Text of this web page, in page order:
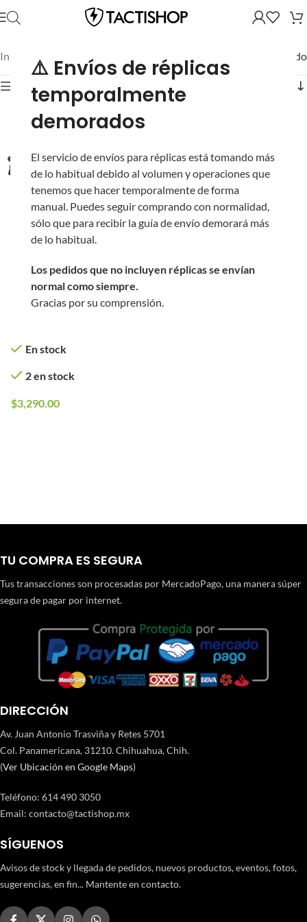
⚠️ Envíos de réplicas
temporalmente
demorados
El servicio de envíos para réplicas está tomando más
de lo habitual debido al volumen y operaciones que
tenemos que hacer temporalmente de forma
manual. Puedes seguir comprando con normalidad,
sólo que para recibir la guía de envío demorará más
de lo habitual.
Los pedidos que no incluyen réplicas se envían
normal como siempre.
Gracias por su comprensión.
Inicio Novritsch Pistolas Mostrando el único resultado
Mostrar filtros
Pistola de Gas
Novritsch SSX23
Silenciosa Sin
En stock
2 en stock
$3,290.00
TU COMPRA ES SEGURA
Tus transacciones son procesadas por MercadoPago, una manera súper
segura de pagar por internet.
DIRECCIÓN
Av. Juan Antonio Trasviña y Retes 5701
Col. Panamericana, 31210. Chihuahua, Chih.
(Ver Ubicación en Google Maps)
Teléfono: 614 490 3050
Email: contacto@tactishop.mx
SÍGUENOS
Avisos de stock y llegada de pedidos, nuevos productos, eventos, fotos,
sugerencias, en fin... Mantente en contacto.